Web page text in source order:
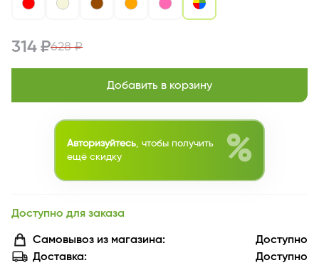
314 ₽628 ₽
Добавить в корзину
Авторизуйтесь , чтобы получить
ещё скидку
%
Доступно для заказа
Самовывоз из магазина:
Доступно
Доставка:
Доступно